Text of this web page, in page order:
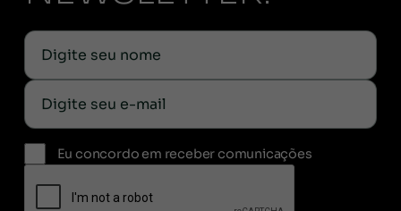
Eu concordo em receber comunicações